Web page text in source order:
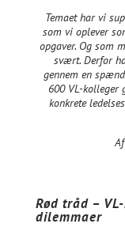
Temaet har vi
som vi oplever
opgaver. Og som
svært. Derfor
gennem en
600 VL-kolleger
konkrete
Rød tråd –
dilemmaer